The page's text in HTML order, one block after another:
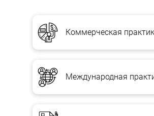
Коммерческая
Международная